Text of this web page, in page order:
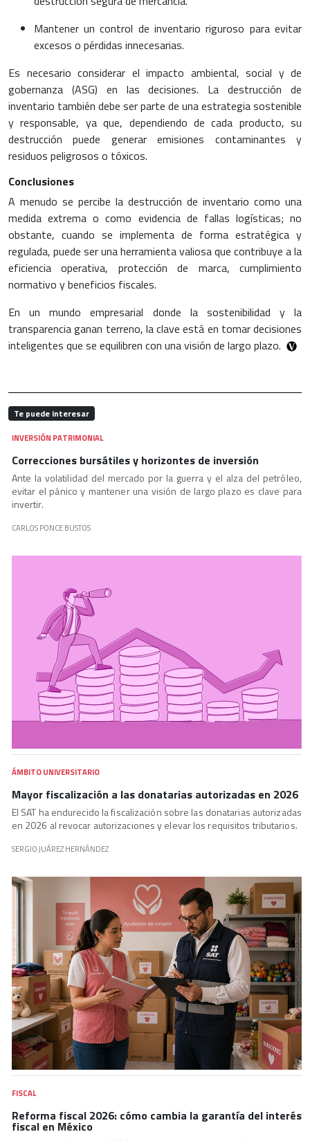
Mantener un control de inventario riguroso para evitar
excesos o pérdidas innecesarias.
Es necesario considerar el impacto ambiental, social y de
gobernanza (ASG) en las decisiones. La destrucción de
inventario también debe ser parte de una estrategia sostenible
y responsable, ya que, dependiendo de cada producto, su
destrucción puede generar emisiones contaminantes y
residuos peligrosos o tóxicos.
Conclusiones
A menudo se percibe la destrucción de inventario como una
medida extrema o como evidencia de fallas logísticas; no
obstante, cuando se implementa de forma estratégica y
regulada, puede ser una herramienta valiosa que contribuye a la
eficiencia operativa, protección de marca, cumplimiento
normativo y beneficios fiscales.
En un mundo empresarial donde la sostenibilidad y la
transparencia ganan terreno, la clave está en tomar decisiones
inteligentes que se equilibren con una visión de largo plazo.
Te puede interesar
INVERSIÓN PATRIMONIAL
Correcciones bursátiles y horizontes de inversión
Ante la volatilidad del mercado por la guerra y el alza del petróleo,
evitar el pánico y mantener una visión de largo plazo es clave para
invertir.
CARLOS PONCE BUSTOS
ÁMBITO UNIVERSITARIO
Mayor fiscalización a las donatarias autorizadas en 2026
El SAT ha endurecido la fiscalización sobre las donatarias autorizadas
en 2026 al revocar autorizaciones y elevar los requisitos tributarios.
SERGIO JUÁREZ HERNÁNDEZ
FISCAL
Reforma fiscal 2026: cómo cambia la garantía del interés
fiscal en México